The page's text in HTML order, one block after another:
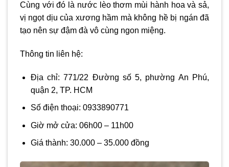
Cùng với đó là nước lèo thơm mùi hành hoa và sả,
vị ngọt dịu của xương hầm mà không hề bị ngán đã
tạo nên sự đậm đà vô cùng ngon miệng.
Thông tin liên hệ:
Địa chỉ: 771/22 Đường số 5, phường An Phú,
quận 2, TP. HCM
Số điện thoại: 0933890771
Giờ mở cửa: 06h00 – 11h00
Giá thành: 30.000 – 35.000 đồng